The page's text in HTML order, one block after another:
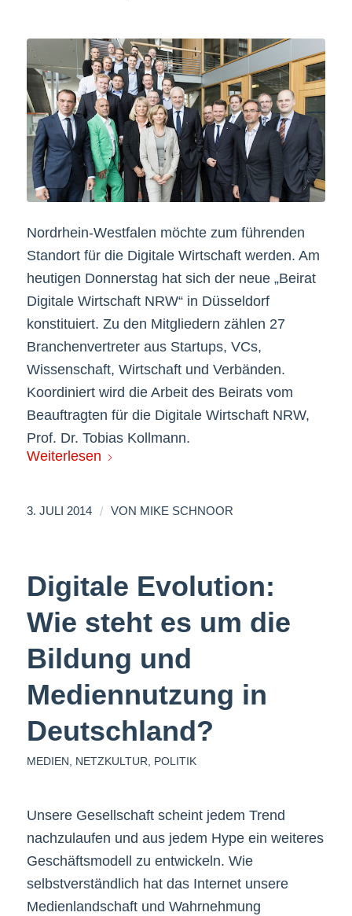
Nordrhein-Westfalen möchte zum führenden
Standort für die Digitale Wirtschaft werden. Am
heutigen Donnerstag hat sich der neue „Beirat
Digitale Wirtschaft NRW“ in Düsseldorf
konstituiert. Zu den Mitgliedern zählen 27
Branchenvertreter aus Startups, VCs,
Wissenschaft, Wirtschaft und Verbänden.
Koordiniert wird die Arbeit des Beirats vom
Beauftragten für die Digitale Wirtschaft NRW,
Prof. Dr. Tobias Kollmann.
Weiterlesen
3. JULI 2014 / VON MIKE SCHNOOR
Digitale Evolution:
Wie steht es um die
Bildung und
Mediennutzung in
Deutschland?
MEDIEN NETZKULTUR POLITIK
Unsere Gesellschaft scheint jedem Trend
nachzulaufen und aus jedem Hype ein weiteres
Geschäftsmodell zu entwickeln. Wie
selbstverständlich hat das Internet unsere
Medienlandschaft und Wahrnehmung